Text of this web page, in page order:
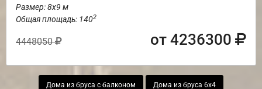
Размер: 8х9 м
Общая площадь: 1402
4448050 от 4236300
Дома из бруса с балконом Дома из бруса 6х4